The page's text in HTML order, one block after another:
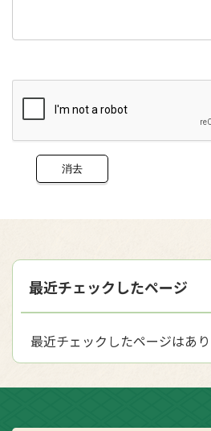
最近チェックしたページ
最近チェックしたページはあり